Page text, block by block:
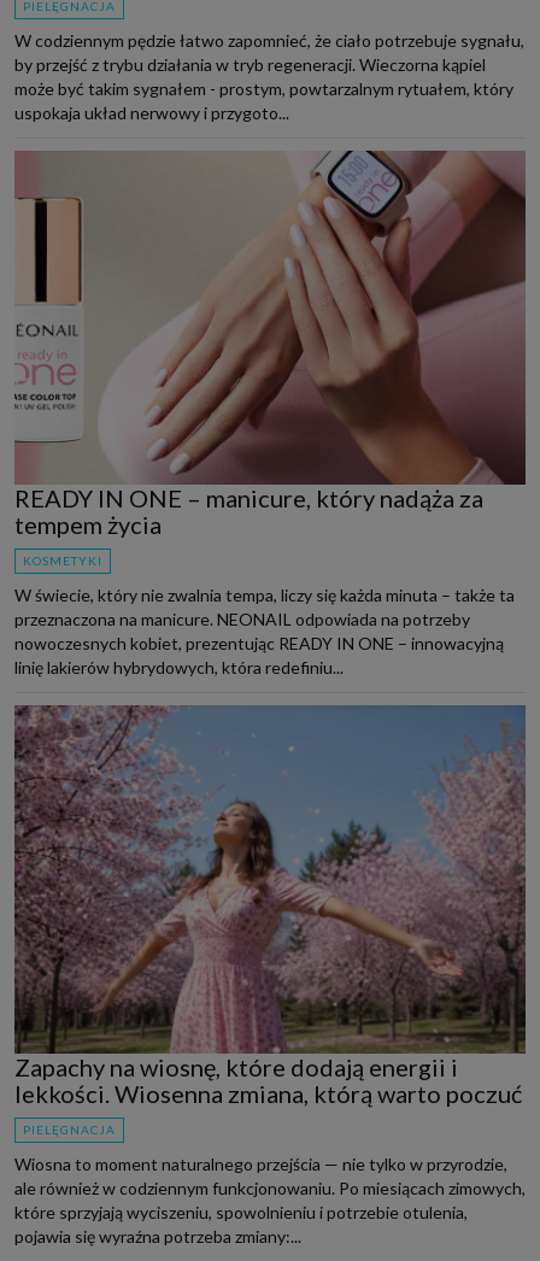
PIELĘGNACJA
W codziennym pędzie łatwo zapomnieć, że ciało potrzebuje sygnału,
by przejść z trybu działania w tryb regeneracji. Wieczorna kąpiel
może być takim sygnałem - prostym, powtarzalnym rytuałem, który
uspokaja układ nerwowy i przygoto...
READY IN ONE – manicure, który nadąża za
tempem życia
KOSMETYKI
W świecie, który nie zwalnia tempa, liczy się każda minuta – także ta
przeznaczona na manicure. NEONAIL odpowiada na potrzeby
nowoczesnych kobiet, prezentując READY IN ONE – innowacyjną
linię lakierów hybrydowych, która redefiniu...
Zapachy na wiosnę, które dodają energii i
lekkości. Wiosenna zmiana, którą warto poczuć
PIELĘGNACJA
Wiosna to moment naturalnego przejścia — nie tylko w przyrodzie,
ale również w codziennym funkcjonowaniu. Po miesiącach zimowych,
które sprzyjają wyciszeniu, spowolnieniu i potrzebie otulenia,
pojawia się wyraźna potrzeba zmiany:...